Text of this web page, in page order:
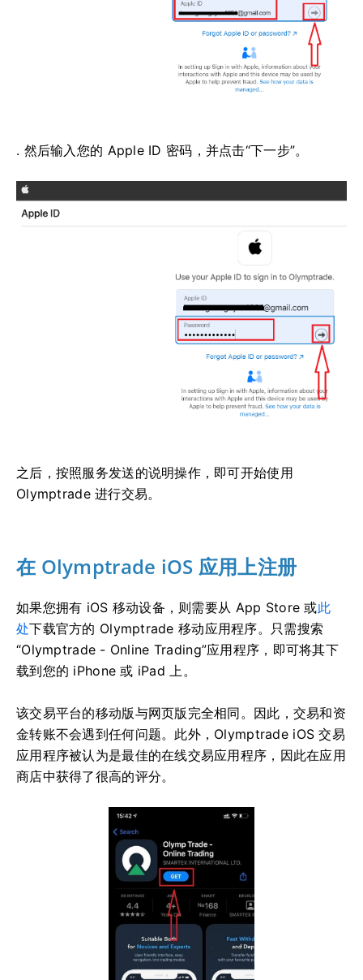
. 然后输入您的 Apple ID 密码，并点击“下一步”。
之后，按照服务发送的说明操作，即可开始使用
Olymptrade 进行交易。
在 Olymptrade iOS 应用上注册
如果您拥有 iOS 移动设备，则需要从 App Store 或此
处下载官方的 Olymptrade 移动应用程序。只需搜索
“Olymptrade - Online Trading”应用程序，即可将其下
载到您的 iPhone 或 iPad 上。
该交易平台的移动版与网页版完全相同。因此，交易和资
金转账不会遇到任何问题。此外，Olymptrade iOS 交易
应用程序被认为是最佳的在线交易应用程序，因此在应用
商店中获得了很高的评分。